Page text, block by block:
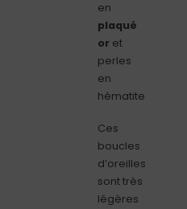
en
plaqué
or et
perles
en
hématite
Ces
boucles
d’oreilles
sont très
légères